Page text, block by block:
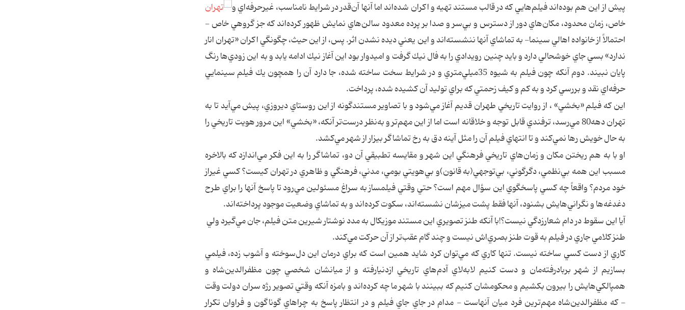
پيش از اين هم بوده‌اند فيلم‌هايي كه در قالب مستند تهيه و اكران شده‌اند اما آنها آن‌قدر در شرايط نامناسب، غيرحرفه‌اي و
خاص، زمان محدود، مكان‌هاي دور از دسترس و بي‌سر و صدا بر پرده معدود سالن‌هاي نمايش ظهور كرده‌اند كه جز گروهي خاص -
احتمالاً از خانواده اهالي سينما- به تماشاي آنها ننشسته‌اند و اين يعني ديده نشدن اثر. پس، از اين حيث، چگونگي اكران «تهران انار
ندارد» بسي جاي خوشحالي دارد و بايد چنين رويدادي را به فال نيك گرفت و اميدوار بود اين آغاز نيك ادامه يابد و به اين زودي‌‌ها رنگ
پايان نبيند. دوم آنكه چون فيلم به شيوه 35‌ميلي‌متري و در شرايط سخت ساخته شده، جا دارد آن را همچون يك فيلم سينمايي
حرفه‌اي نقد و بررسي كرد و به كم و كيف زحمتي كه براي توليد آن كشيده شده، پرداخت.
اين كه فيلم «بخشي» ، از روايت تاريخي طهران قديم آغاز مي‌شود و با تصاوير مستندگونه از اين روستاي ديروزي، پيش مي‌آيد تا به
تهران دهه‌80 مي‌رسد، ترفندي قابل توجه و خلاقانه است اما از اين مهم‌تر و به‌نظر درست‌تر آنكه، «بخشي» اين مرور هويت تاريخي را
به حال خويش رها نمي‌كند و تا انتهاي فيلم آن را مثل آينه دق به رخ تماشاگر بيزار از شهر مي‌كشد.
او با به هم ريختن مكان و زمان‌هاي تاريخي فرهنگي اين شهر و مقايسه تطبيقي آن دو، تماشاگر را به اين فكر مي‌اندازد كه بالاخره
مسبب اين همه بي‌نظمي، دگرگوني، بي‌توجهي(به قانون)و بي‌هويتي بومي، مدني، فرهنگي و ظاهري در تهران كيست؟ كسي غيراز
خود مردم؟ واقعاً چه كسي پاسخگوي اين سؤال مهم است؟ حتي وقتي فيلمساز به سراغ مسئولين مي‌رود تا پاسخ آنها را براي طرح
دغدغه‌ها و نگراني‌هايش بشنود، آنها فقط پشت ميزشان نشسته‌اند، سكوت كرده‌اند و به تماشاي وضعيت موجود پرداخته‌اند.
آيا اين سقوط در دام شعارزدگي نيست؟!با آنكه طنز تصويري اين مستند موزيكال به مدد نوشتار شيرين متن فيلم، جان مي‌گيرد ولي
طنز كلامي جاري در فيلم به قوت طنز بصري‌‌اش نيست و چند گام عقب‌تر از آن حركت مي‌كند.
كاري از دست كسي ساخته نيست. تنها كاري كه مي‌توان كرد شايد همين است كه براي درمان اين دل‌سوخته و آشوب زده، فيلمي
بسازيم از شهر بربادرفته‌مان و دست كنيم لا‌به‌لاي آدم‌هاي تاريخي ازدنيارفته و از ميانشان شخصي چون مظفرالدين‌شاه و
همپالكي‌هايش را بيرون بكشيم و محكومشان كنيم كه ببينند با شهر ما چه كرده‌اند‌ و بامزه آنكه وقتي تصوير رژه سران دولت وقت
- كه مظفرالدين‌شاه مهم‌ترين فرد ميان آنهاست - مدام در جاي جاي فيلم و در انتظار پاسخ به چراهاي گوناگون و فراوان تكرار